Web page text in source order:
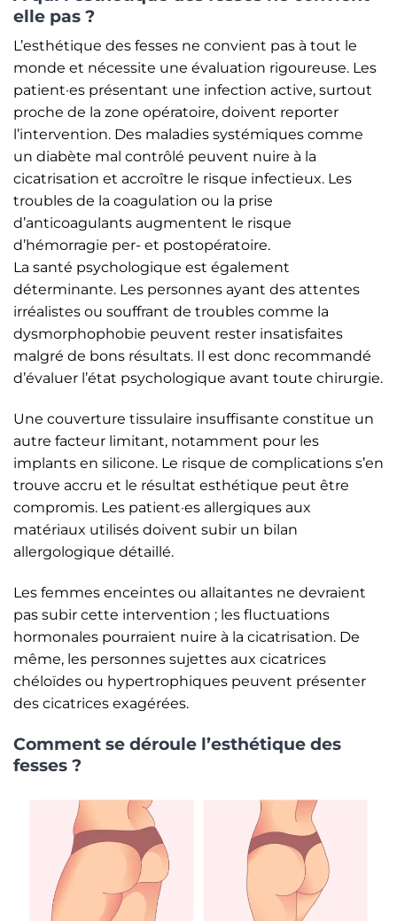
elle pas ?
L’esthétique des fesses ne convient pas à tout le
monde et nécessite une évaluation rigoureuse. Les
patient·es présentant une infection active, surtout
proche de la zone opératoire, doivent reporter
l’intervention. Des maladies systémiques comme
un diabète mal contrôlé peuvent nuire à la
cicatrisation et accroître le risque infectieux. Les
troubles de la coagulation ou la prise
d’anticoagulants augmentent le risque
d’hémorragie per- et postopératoire.
La santé psychologique est également
déterminante. Les personnes ayant des attentes
irréalistes ou souffrant de troubles comme la
dysmorphophobie peuvent rester insatisfaites
malgré de bons résultats. Il est donc recommandé
d’évaluer l’état psychologique avant toute chirurgie.
Une couverture tissulaire insuffisante constitue un
autre facteur limitant, notamment pour les
implants en silicone. Le risque de complications s’en
trouve accru et le résultat esthétique peut être
compromis. Les patient·es allergiques aux
matériaux utilisés doivent subir un bilan
allergologique détaillé.
Les femmes enceintes ou allaitantes ne devraient
pas subir cette intervention ; les fluctuations
hormonales pourraient nuire à la cicatrisation. De
même, les personnes sujettes aux cicatrices
chéloïdes ou hypertrophiques peuvent présenter
des cicatrices exagérées.
Comment se déroule l’esthétique des
fesses ?